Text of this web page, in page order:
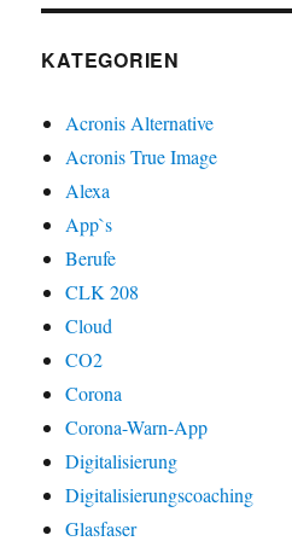
KATEGORIEN
Acronis Alternative
Acronis True Image
Alexa
App`s
Berufe
CLK 208
Cloud
CO2
Corona
Corona-Warn-App
Digitalisierung
Digitalisierungscoaching
Glasfaser